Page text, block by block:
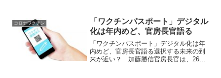
乳酸菌は、さまざまな遺伝的...
コロナワクチン
「ワクチンパスポート」デジタル
化は年内めど、官房長官語る
「ワクチンパスポート」デジタル化は年
内めど、官房長官語る選択する未来の到
来が近い？ 加藤勝信官房長官は、26日